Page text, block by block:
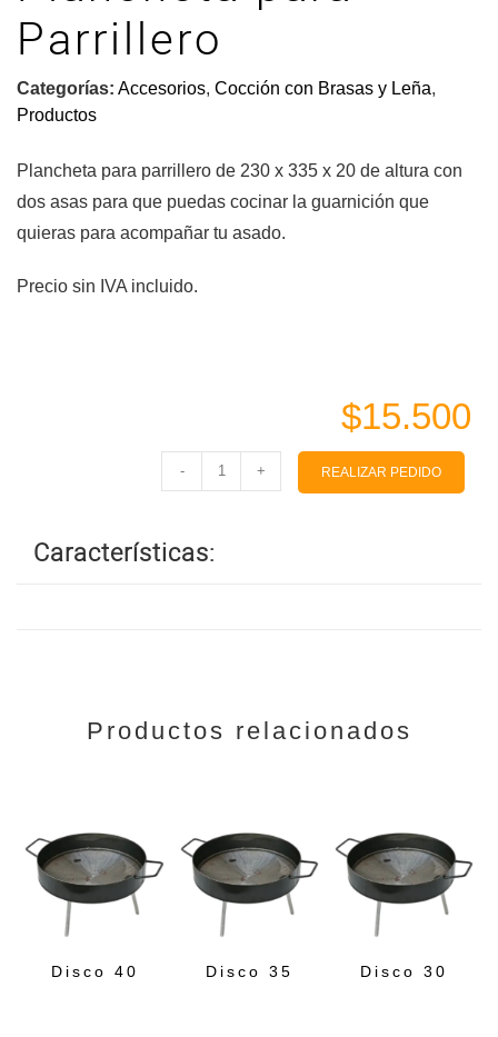
Parrillero
Categorías: Accesorios, Cocción con Brasas y Leña,
Productos
Plancheta para parrillero de 230 x 335 x 20 de altura con
dos asas para que puedas cocinar la guarnición que
quieras para acompañar tu asado.
Precio sin IVA incluido.
$15.500
- + REALIZAR PEDIDO
Características:
Productos relacionados
Disco 40 Disco 35
Disco 30